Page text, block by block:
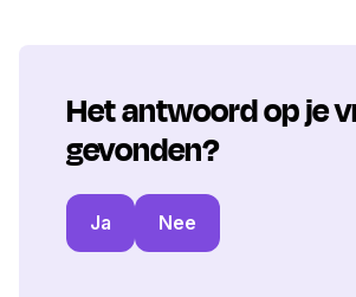
Het antwoord op je
gevonden?
Ja Nee